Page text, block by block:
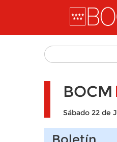
Pasar al contenido principal
BOCM
Sábado 22 de